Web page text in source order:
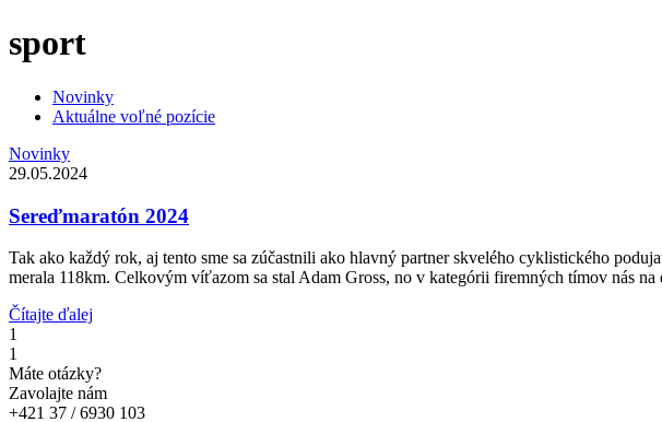
sport
Novinky
Aktuálne voľné pozície
Novinky
29.05.2024
Sereďmaratón 2024
Tak ako každý rok, aj tento sme sa zúčastnili ako hlavný partner skvelého cyklistického
merala 118km. Celkovým víťazom sa stal Adam Gross, no v kategórii firemných tímov nás na
Čítajte ďalej
1
1
Máte otázky?
Zavolajte nám
+421 37 / 6930 103